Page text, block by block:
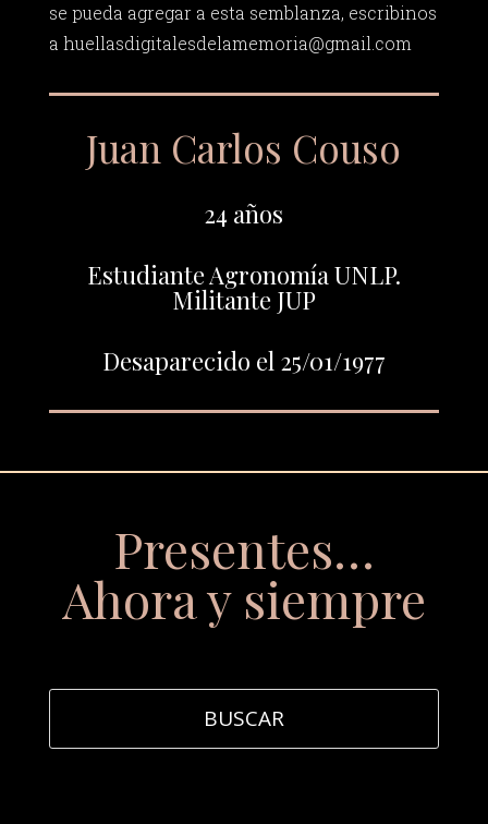
se pueda agregar a esta semblanza, escribinos
a huellasdigitalesdelamemoria@gmail.com
Juan Carlos Couso
24 años
Estudiante Agronomía UNLP.
Militante JUP
Desaparecido el 25/01/1977
Presentes…
Ahora y siempre